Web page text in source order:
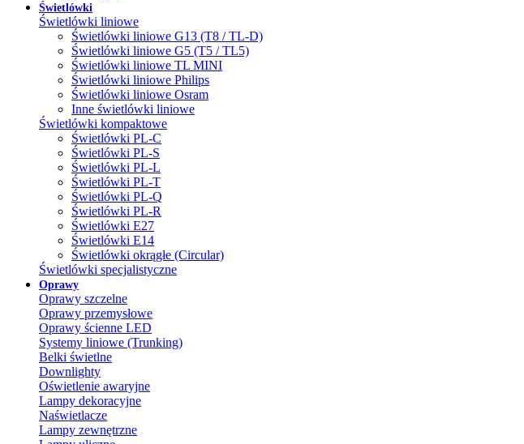
Świetlówki
Świetlówki liniowe
Świetlówki liniowe G13 (T8 / TL-D)
Świetlówki liniowe G5 (T5 / TL5)
Świetlówki liniowe TL MINI
Świetlówki liniowe Philips
Świetlówki liniowe Osram
Inne świetlówki liniowe
Świetlówki kompaktowe
Świetlówki PL-C
Świetlówki PL-S
Świetlówki PL-L
Świetlówki PL-T
Świetlówki PL-Q
Świetlówki PL-R
Świetlówki E27
Świetlówki E14
Świetlówki okrągłe (Circular)
Świetlówki specjalistyczne
Oprawy
Oprawy szczelne
Oprawy przemysłowe
Oprawy ścienne LED
Systemy liniowe (Trunking)
Belki świetlne
Downlighty
Oświetlenie awaryjne
Lampy dekoracyjne
Naświetlacze
Lampy zewnętrzne